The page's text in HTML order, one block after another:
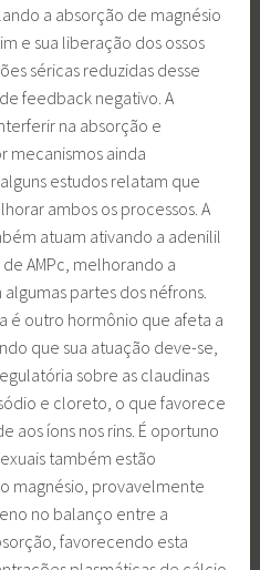
a absorção de magnésio
e sua liberação dos ossos
séricas reduzidas desse
feedback negativo. A
na absorção e
mecanismos ainda
estudos relatam que
ambos os processos. A
atuam ativando a adenilil
AMPc, melhorando a
partes dos néfrons.
é outro hormônio que afeta a
que sua atuação deve-se,
sobre as claudinas
e cloreto, o que favorece
aos íons nos rins. É oportuno
também estão
magnésio, provavelmente
no balanço entre a
favorecendo esta